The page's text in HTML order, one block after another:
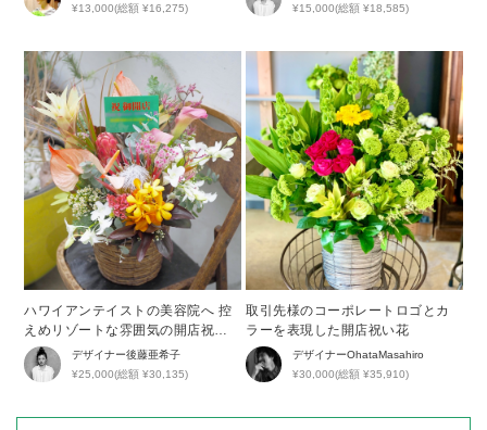
¥13,000(総額 ¥16,275)
¥15,000(総額 ¥18,585)
ハワイアンテイストの美容院へ 控
えめリゾートな雰囲気の開店祝い
花
デザイナー後藤亜希子
¥25,000(総額 ¥30,135)
取引先様のコーポレートロゴとカ
ラーを表現した開店祝い花
デザイナーOhataMasahiro
¥30,000(総額 ¥35,910)